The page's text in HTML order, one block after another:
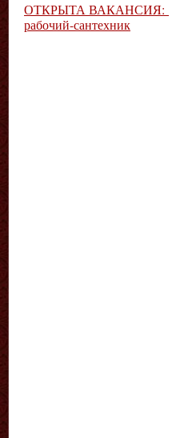
ОТКРЫТА ВАКАНСИЯ:
рабочий-сантехник